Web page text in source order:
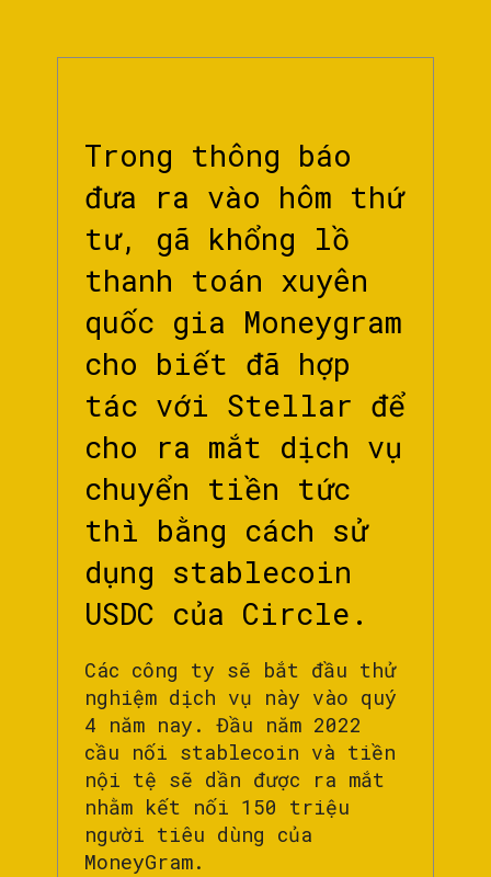
Trong thông báo
đưa ra vào hôm thứ
tư, gã khổng lồ
thanh toán xuyên
quốc gia Moneygram
cho biết đã hợp
tác với Stellar để
cho ra mắt dịch vụ
chuyển tiền tức
thì bằng cách sử
dụng stablecoin
USDC của Circle.
Các công ty sẽ bắt đầu thử
nghiệm dịch vụ này vào quý
4 năm nay. Đầu năm 2022
cầu nối stablecoin và tiền
nội tệ sẽ dần được ra mắt
nhằm kết nối 150 triệu
người tiêu dùng của
MoneyGram.